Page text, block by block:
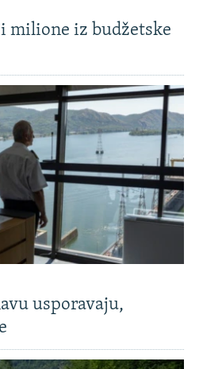
milione iz budžetske
usporavaju,